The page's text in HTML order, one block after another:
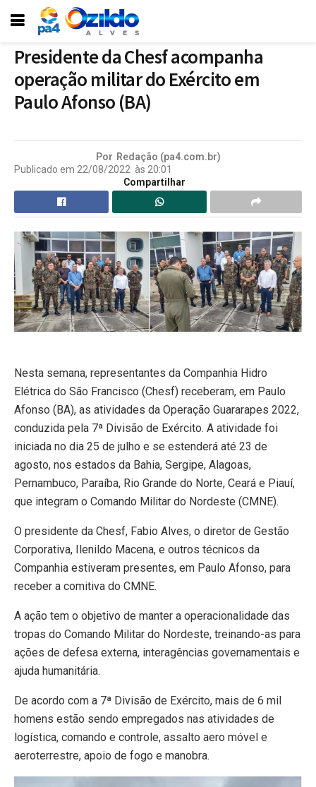
Presidente da Chesf acompanha
operação militar do Exército em
Paulo Afonso (BA)
Por Redação (pa4.com.br)
Publicado em 22/08/2022 às 20:01
Compartilhar
Nesta semana, representantes da Companhia Hidro
Elétrica do São Francisco (Chesf) receberam, em Paulo
Afonso (BA), as atividades da Operação Guararapes 2022,
conduzida pela 7ª Divisão de Exército. A atividade foi
iniciada no dia 25 de julho e se estenderá até 23 de
agosto, nos estados da Bahia, Sergipe, Alagoas,
Pernambuco, Paraíba, Rio Grande do Norte, Ceará e Piauí,
que integram o Comando Militar do Nordeste (CMNE).
O presidente da Chesf, Fabio Alves, o diretor de Gestão
Corporativa, Ilenildo Macena, e outros técnicos da
Companhia estiveram presentes, em Paulo Afonso, para
receber a comitiva do CMNE.
A ação tem o objetivo de manter a operacionalidade das
tropas do Comando Militar do Nordeste, treinando-as para
ações de defesa externa, interagências governamentais e
ajuda humanitária.
De acordo com a 7ª Divisão de Exército, mais de 6 mil
homens estão sendo empregados nas atividades de
logística, comando e controle, assalto aero móvel e
aeroterrestre, apoio de fogo e manobra.